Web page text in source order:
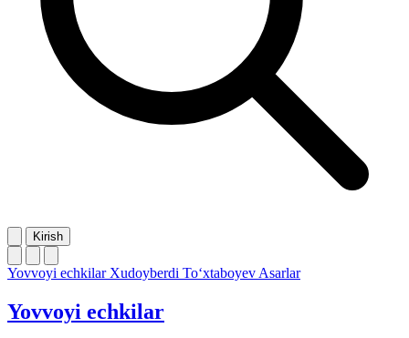
Kirish
Yovvoyi echkilar Xudoyberdi To‘xtaboyevAsarlar
Yovvoyi echkilar